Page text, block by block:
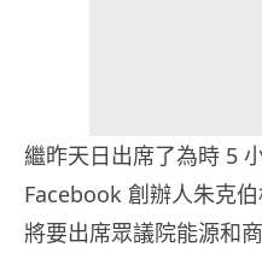
繼昨天日出席了為時 5
Facebook 創辦人朱克
將要出席眾議院能源和